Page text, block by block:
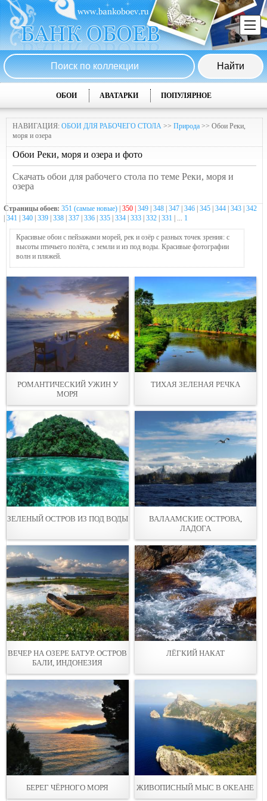
ОБОИ АВАТАРКИ ПОПУЛЯРНОЕ
НАВИГАЦИЯ: ОБОИ ДЛЯ РАБОЧЕГО СТОЛА >> Природа >> Обои Реки,
моря и озера
Обои Реки, моря и озера и фото
Скачать обои для рабочего стола по теме Реки, моря и
озера
Страницы обоев: 351 (самые новые) 350 | 349 348 347 346 345 344 343 342
|341 340 339 338 337 336 335 334 333 332 331 | ... 1
Красивые обои с пейзажами морей, рек и озёр с разных точек зрения: с
высоты птичьего полёта, с земли и из под воды. Красивые фотографии
волн и пляжей.
РОМАНТИЧЕСКИЙ УЖИН У
МОРЯ
ТИХАЯ ЗЕЛЕНАЯ РЕЧКА
ЗЕЛЕНЫЙ ОСТРОВ ИЗ ПОД ВОДЫ
ВАЛААМСКИЕ ОСТРОВА,
ЛАДОГА
ВЕЧЕР НА ОЗЕРЕ БАТУР. ОСТРОВ
БАЛИ, ИНДОНЕЗИЯ
ЛЁГКИЙ НАКАТ
БЕРЕГ ЧЁРНОГО МОРЯ ЖИВОПИСНЫЙ МЫС В ОКЕАНЕ